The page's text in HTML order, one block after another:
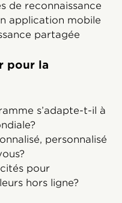
de reconnaissance
application mobile
partagée
pour la
s’adapte-t-il à
personnalisé
pour
hors ligne?